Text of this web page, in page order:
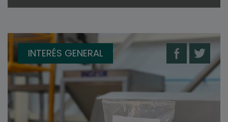
INTERÉS GENERAL